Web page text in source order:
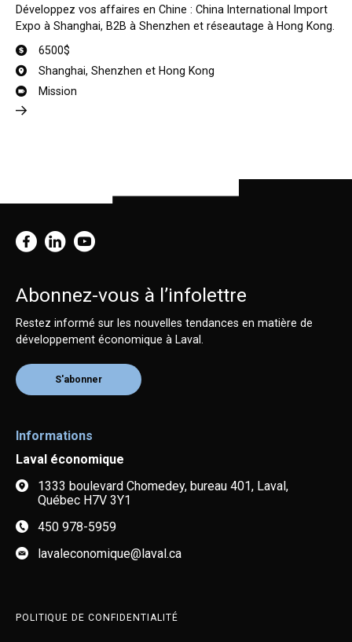
Développez vos affaires en Chine : China International Import
Expo à Shanghai, B2B à Shenzhen et réseautage à Hong Kong.
6500$
Shanghai, Shenzhen et Hong Kong
Mission
Abonnez-vous à l’infolettre
Restez informé sur les nouvelles tendances en matière de
développement économique à Laval.
S'abonner
Informations
Laval économique
1333 boulevard Chomedey, bureau 401, Laval,
Québec H7V 3Y1
450 978-5959
lavaleconomique@laval.ca
POLITIQUE DE CONFIDENTIALITÉ